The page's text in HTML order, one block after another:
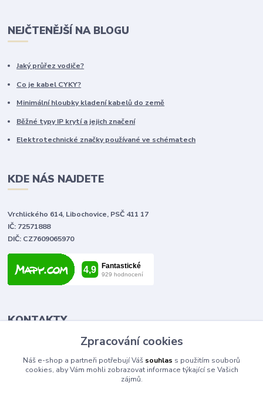
NEJČTENĚJŠÍ NA BLOGU
Jaký průřez vodiče?
Co je kabel CYKY?
Minimální hloubky kladení kabelů do země
Běžné typy IP krytí a jejich značení
Elektrotechnické značky používané ve schématech
KDE NÁS NAJDETE
Vrchlického 614, Libochovice, PSČ 411 17
IČ: 72571888
DIČ: CZ7609065970
KONTAKTY
Tomáš Vlček
+420 702 090 443
volejte od 9,00 - 20,00 hod
Zpracování cookies
Náš e-shop a partneři potřebují Váš souhlas s použitím souborů
cookies, aby Vám mohli zobrazovat informace týkající se Vašich
zájmů.